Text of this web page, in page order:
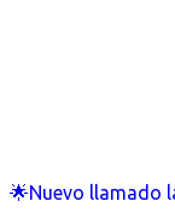
🌟Nuevo llamado